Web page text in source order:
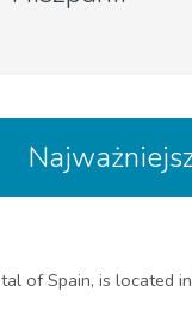
of Spain, is